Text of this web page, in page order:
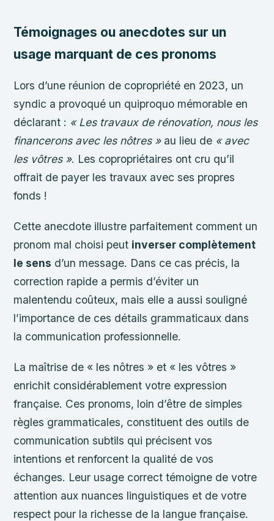
Témoignages ou anecdotes sur un
usage marquant de ces pronoms
Lors d’une réunion de copropriété en 2023, un
syndic a provoqué un quiproquo mémorable en
déclarant : « Les travaux de rénovation, nous les
financerons avec les nôtres »au lieu de « avec
les vôtres ». Les copropriétaires ont cru qu’il
offrait de payer les travaux avec ses propres
fonds !
Cette anecdote illustre parfaitement comment un
pronom mal choisi peut inverser complètement
le sens d’un message. Dans ce cas précis, la
correction rapide a permis d’éviter un
malentendu coûteux, mais elle a aussi souligné
l’importance de ces détails grammaticaux dans
la communication professionnelle.
La maîtrise de « les nôtres » et « les vôtres »
enrichit considérablement votre expression
française. Ces pronoms, loin d’être de simples
règles grammaticales, constituent des outils de
communication subtils qui précisent vos
intentions et renforcent la qualité de vos
échanges. Leur usage correct témoigne de votre
attention aux nuances linguistiques et de votre
respect pour la richesse de la langue française.